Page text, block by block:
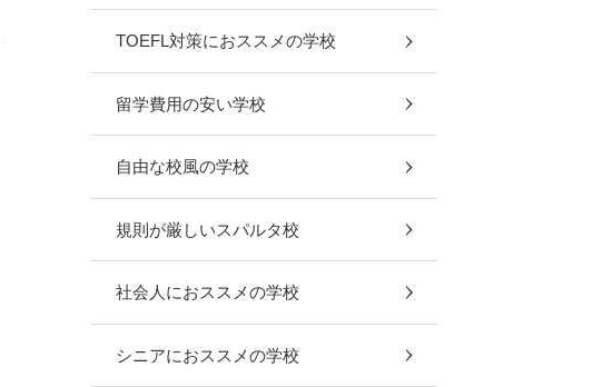
TOEFL対策におススメの学校
留学費用の安い学校
自由な校風の学校
規則が厳しいスパルタ校
社会人におススメの学校
シニアにおススメの学校